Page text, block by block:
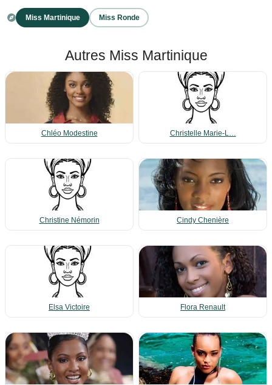
Miss Martinique Miss Ronde
Autres Miss Martinique
Chléo Modestine Christelle Marie-L…
Christine Némorin Cindy Chenière
Elsa Victoire Flora Renault